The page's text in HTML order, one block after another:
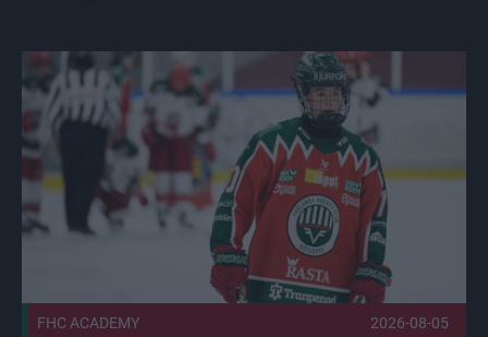
Sex i två landslag Publicerad 2026-08-05
FHC ACADEMY 2026-08-05